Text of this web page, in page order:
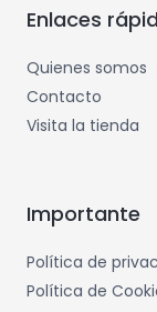
Enlaces
Quienes somos
Contacto
Visita la tienda
Importante
Política de
Política de